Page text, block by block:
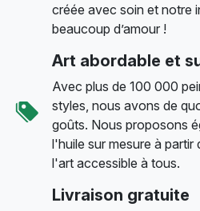
créée avec soin et notre
beaucoup d’amour !
Art abordable et
Avec plus de 100 000
styles, nous avons de
goûts. Nous proposons
l'huile sur mesure à
l'art accessible à tous.
Livraison gratuite